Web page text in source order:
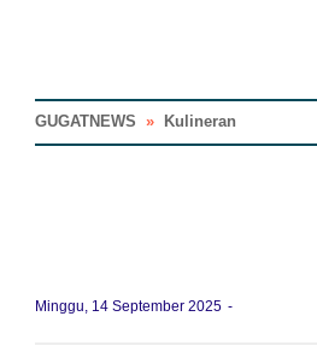
GUGATNEWS » Kulineran
Minggu, 14 September 2025